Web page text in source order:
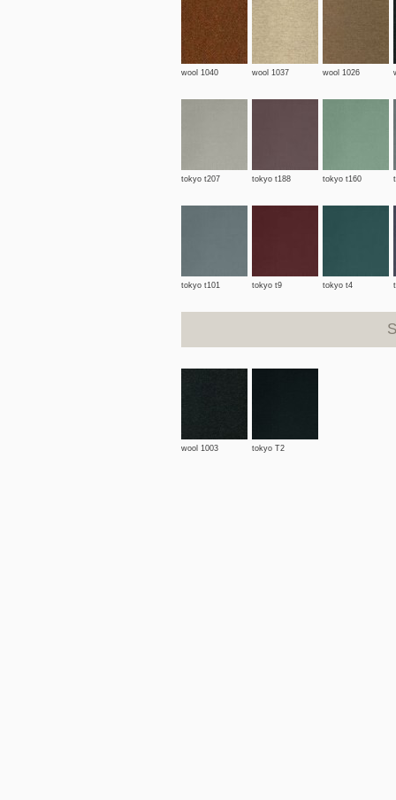
wool 1040 wool 1037 wool 1026
tokyo t207 tokyo t188 tokyo t160
tokyo t101 tokyo t9 tokyo t4
wool 1003 tokyo T2